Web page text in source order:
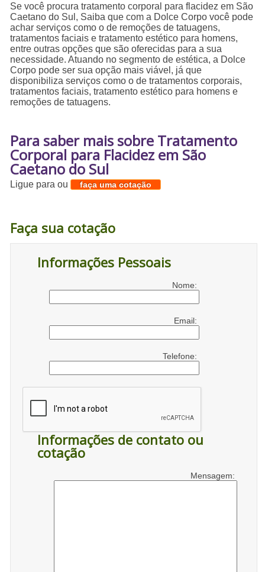
Se você procura tratamento corporal para flacidez em São
Caetano do Sul, Saiba que com a Dolce Corpo você pode
achar serviços como o de remoções de tatuagens,
tratamentos faciais e tratamento estético para homens,
entre outras opções que são oferecidas para a sua
necessidade. Atuando no segmento de estética, a Dolce
Corpo pode ser sua opção mais viável, já que
disponibiliza serviços como o de tratamentos corporais,
tratamentos faciais, tratamento estético para homens e
remoções de tatuagens.
Para saber mais sobre Tratamento
Corporal para Flacidez em São
Caetano do Sul
Ligue paraou faça uma cotação
Faça sua cotação
Informações Pessoais
Nome:
Email:
Telefone:
Informações de contato ou
cotação
Mensagem: